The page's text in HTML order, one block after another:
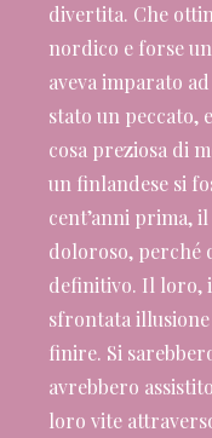
divertita. Che
nordico e forse
aveva imparato
stato un peccato,
cosa preziosa di
un finlandese si
cent’anni prima,
doloroso, perché
definitivo. Il loro,
sfrontata
finire. Si
avrebbero
loro vite